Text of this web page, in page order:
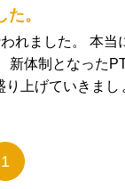
。
れました。 本
新体制となった
り上げていきま
1